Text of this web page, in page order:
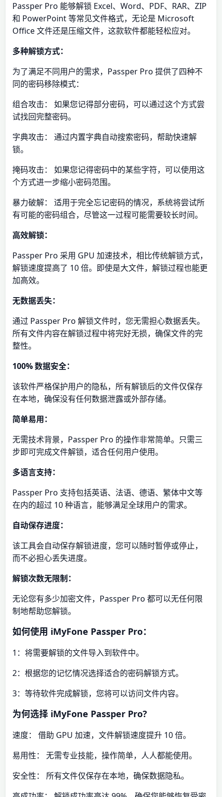
Passper Pro 能够解锁 Excel、Word、PDF、RAR、ZIP
和 PowerPoint 等常见文件格式，无论是 Microsoft
Office 文件还是压缩文件，这款软件都能轻松应对。
多种解锁方式：
为了满足不同用户的需求，Passper Pro 提供了四种不
同的密码移除模式：
组合攻击： 如果您记得部分密码，可以通过这个方式尝
试找回完整密码。
字典攻击： 通过内置字典自动搜索密码，帮助快速解
锁。
掩码攻击： 如果您记得密码中的某些字符，可以使用这
个方式进一步缩小密码范围。
暴力破解： 适用于完全忘记密码的情况，系统将尝试所
有可能的密码组合，尽管这一过程可能需要较长时间。
高效解锁：
Passper Pro 采用 GPU 加速技术，相比传统解锁方式，
解锁速度提高了 10 倍。即使是大文件，解锁过程也能更
加高效。
无数据丢失：
通过 Passper Pro 解锁文件时，您无需担心数据丢失。
所有文件内容在解锁过程中将完好无损，确保文件的完
整性。
100% 数据安全：
该软件严格保护用户的隐私，所有解锁后的文件仅保存
在本地，确保没有任何数据泄露或外部存储。
简单易用：
无需技术背景，Passper Pro 的操作非常简单。只需三
步即可完成文件解锁，适合任何用户使用。
多语言支持：
Passper Pro 支持包括英语、法语、德语、繁体中文等
在内的超过 10 种语言，能够满足全球用户的需求。
自动保存进度：
该工具会自动保存解锁进度，您可以随时暂停或停止，
而不必担心丢失进度。
解锁次数无限制：
无论您有多少加密文件，Passper Pro 都可以无任何限
制地帮助您解锁。
如何使用 iMyFone Passper Pro：
1：将需要解锁的文件导入到软件中。
2：根据您的记忆情况选择适合的密码解锁方式。
3：等待软件完成解锁，您将可以访问文件内容。
为何选择 iMyFone Passper Pro?
速度： 借助 GPU 加速，文件解锁速度提升 10 倍。
易用性： 无需专业技能，操作简单，人人都能使用。
安全性： 所有文件仅保存在本地，确保数据隐私。